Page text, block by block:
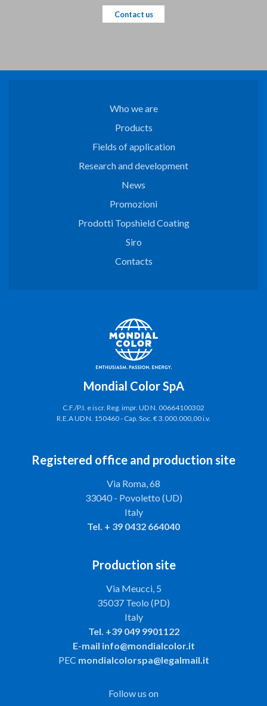
Contact us
Who we are
Products
Fields of application
Research and development
News
Promozioni
Prodotti Topshield Coating
Siro
Contacts
Mondial Color SpA
C.F./P.I. e iscr. Reg. impr. UD N. 00664100302
R.E.A UD N. 150460 - Cap. Soc. € 3.000.000,00 i.v.
Registered office and production site
Via Roma, 68
33040 - Povoletto (UD)
Italy
Tel. + 39 0432 664040
Production site
Via Meucci, 5
35037 Teolo (PD)
Italy
Tel. +39 049 9901122
E-mail info@mondialcolor.it
PEC mondialcolorspa@legalmail.it
Follow us on